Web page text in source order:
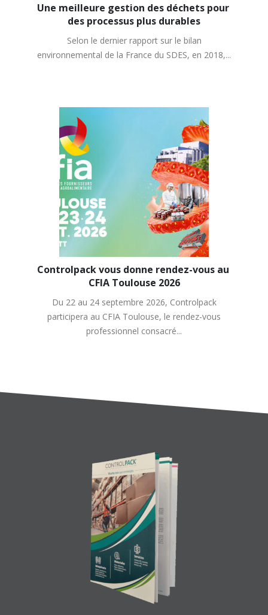
Une meilleure gestion des déchets pour
des processus plus durables
Selon le dernier rapport sur le bilan
environnemental de la France du SDES, en 2018,...
Controlpack vous donne rendez-vous au
CFIA Toulouse 2026
Du 22 au 24 septembre 2026, Controlpack
participera au CFIA Toulouse, le rendez-vous
professionnel consacré...